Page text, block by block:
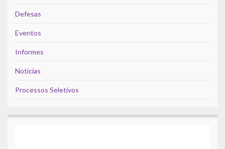
Defesas
Eventos
Informes
Notícias
Processos Seletivos